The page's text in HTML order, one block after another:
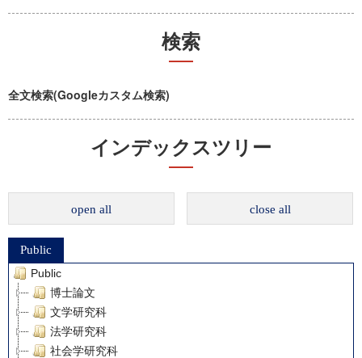
検索
全文検索(Googleカスタム検索)
インデックスツリー
open all close all
Public
Public
博士論文
文学研究科
法学研究科
社会学研究科